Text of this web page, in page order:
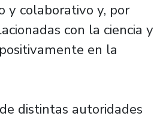
y colaborativo y, por
con la ciencia y
en la
distintas autoridades